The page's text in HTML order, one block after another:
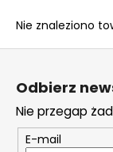
Nie znaleziono
z
e
g
o
s
z
u
S
Odbierz
Nie przegap
E-mail